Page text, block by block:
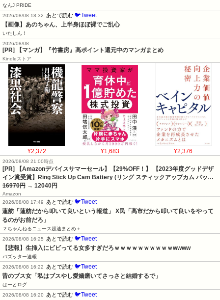
なんJ PRIDE
2026/08/08 18:32
あとで読む 🐦Tweet
【画像】あのちゃん、上半身ほぼ裸でご乱心
いたしん！
2026/08/08
[PR] 【マンガ】『竹書房』高ポイント還元中のマンガまとめ
Kindleストア
¥2,372 ¥1,683 ¥2,376
2026/08/08 21:00時点
[PR] 【Amazonデバイスサマーセール】【29%OFF！】 【2023年度グッドデザ
イン賞受賞】Ring Stick Up Cam Battery (リング スティックアップカム バッ…
16970円 → 12040円
Amazon
2026/08/08 17:49
あとで読む 🐦Tweet
蓮舫「蓮舫だから叩いて良いという報道」 X民「高市だから叩いて良いをやって
るのがお前だろ」
２ちゃんねるニュース超速まとめ＋
2026/08/08 16:25
あとで読む 🐦Tweet
【悲報】生挿入にビビってる女多すぎだろｗｗｗｗｗｗｗｗｗｗwwww
バズッター速報
2026/08/08 16:22
あとで読む 🐦Tweet
昔のブス女「私はブスやし愛嬌磨いてさっさと結婚するで」
はーとログ
2026/08/08 16:20
あとで読む 🐦Tweet